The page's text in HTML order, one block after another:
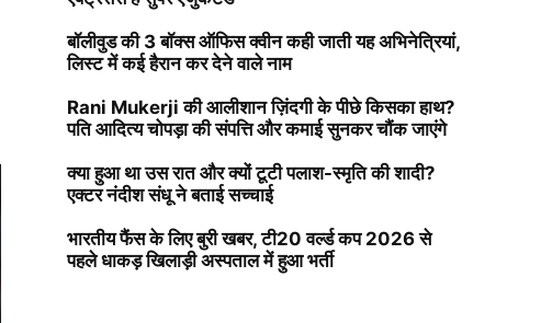
बॉलीवुड की 3 बॉक्स ऑफिस क्वीन कही जाती यह अभिनेत्रियां,
लिस्ट में कई हैरान कर देने वाले नाम
Rani Mukerji की आलीशान ज़िंदगी के पीछे किसका हाथ?
पति आदित्य चोपड़ा की संपत्ति और कमाई सुनकर चौंक जाएंगे
क्या हुआ था उस रात और क्यों टूटी पलाश-स्मृति की शादी?
एक्टर नंदीश संधू ने बताई सच्चाई
भारतीय फैंस के लिए बुरी खबर, टी20 वर्ल्ड कप 2026 से
पहले धाकड़ खिलाड़ी अस्पताल में हुआ भर्ती